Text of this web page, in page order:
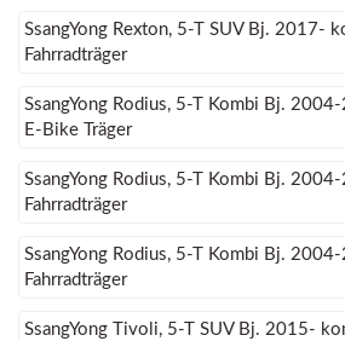
SsangYong Rexton, 5-T SUV Bj. 2017-
Fahrradträger
SsangYong Rodius, 5-T Kombi Bj.
E-Bike Träger
SsangYong Rodius, 5-T Kombi Bj.
Fahrradträger
SsangYong Rodius, 5-T Kombi Bj.
Fahrradträger
SsangYong Tivoli, 5-T SUV Bj. 2015-